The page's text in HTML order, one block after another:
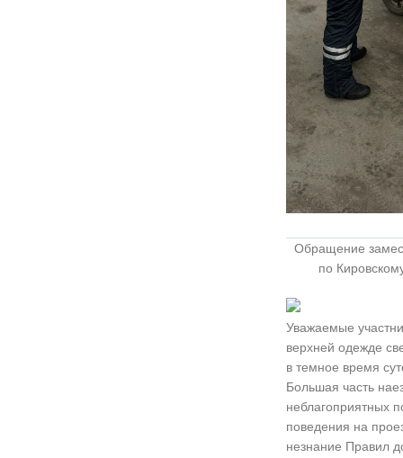
Обращение
по
Уважаемые
верхней одежде
в темное время
Большая часть
неблагоприятных
поведения на
незнание Правил